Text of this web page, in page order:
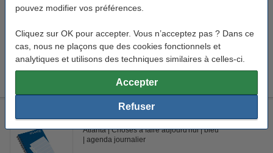
pouvez modifier vos préférences.
Cliquez sur OK pour accepter. Vous n’acceptez pas ? Dans ce
cas, nous ne plaçons que des cookies fonctionnels et
analytiques et utilisons des techniques similaires à celles-ci.
Accepter
Refuser
En stock
Livré demain
39,50 € Commander
Atlanta things to do today (125 feuilles)
Atlanta Choses à faire aujourd'hui
bleu
agenda journalier